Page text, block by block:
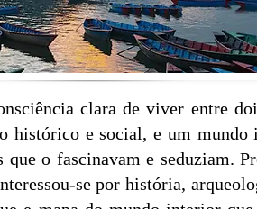
clara de viver entre
histórico e social, e um
o fascinavam e seduziam.
se por história,